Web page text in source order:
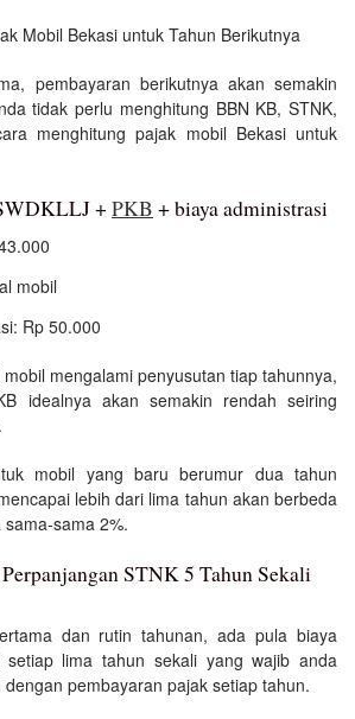
Mobil Bekasi untuk Tahun Berikutnya
pembayaran berikutnya akan semakin
tidak perlu menghitung BBN KB, STNK,
menghitung pajak mobil Bekasi untuk
+PKB + biaya administrasi
mobil
Rp 50.000
mengalami penyusutan tiap tahunnya,
idealnya akan semakin rendah seiring
mobil yang baru berumur dua tahun
lebih dari lima tahun akan berbeda
sama 2%.
STNK 5 Tahun Sekali
dan rutin tahunan, ada pula biaya
setiap lima tahun sekali yang wajib anda
pembayaran pajak setiap tahun.